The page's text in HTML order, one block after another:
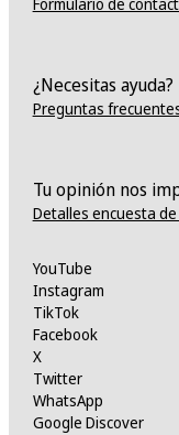
¿Necesitas ayuda?
Preguntas
Tu opinión nos
Detalles encuesta
YouTube
Instagram
TikTok
Facebook
X
Twitter
WhatsApp
Google Discover